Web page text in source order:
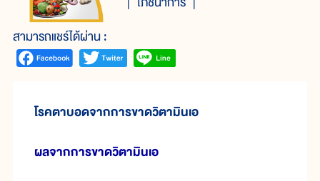
สามารถแชร์ได้ผ่าน :
โรคตาบอดจากการขาดวิตามินเอ
ผลจากการขาดวิตามินเอ